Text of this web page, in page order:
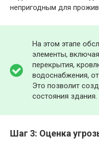
непригодным для
На этом этапе
элементы,
перекрытия,
водоснабжения,
Это позволит
состояния здания.
Шаг 3: Оценка